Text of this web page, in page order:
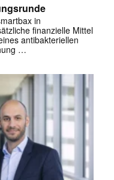
in
finanzielle Mittel
antibakteriellen
…